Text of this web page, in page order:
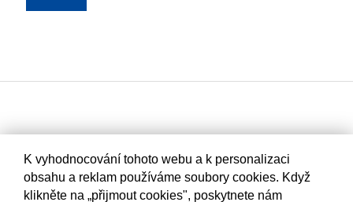
K vyhodnocování tohoto webu a k personalizaci
obsahu a reklam používáme soubory cookies. Když
klikněte na „přijmout cookies", poskytnete nám